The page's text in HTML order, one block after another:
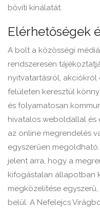
bővíti kínálatát.
Elérhetőségek
A bolt a közösségi
rendszeresen
nyitvatartásról, akciókról
felületen keresztül
és folyamatosan
hivatalos weboldallal és
az online megrendelés
egyszerűen
jelent arra, hogy a
kifogástalan állapotban
megközelítése
belül. A Nefelejcs